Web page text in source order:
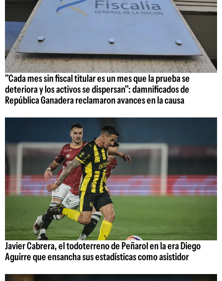
"Cada mes sin fiscal titular es un mes que la prueba se
deteriora y los activos se dispersan": damnificados de
República Ganadera reclamaron avances en la causa
Javier Cabrera, el todoterreno de Peñarol en la era Diego
Aguirre que ensancha sus estadísticas como asistidor